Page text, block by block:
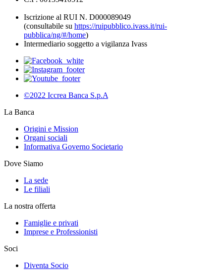
Iscrizione al RUI N. D000089049
(consultabile su https://ruipubblico.ivass.it/rui-
pubblica/ng/#/home)
Intermediario soggetto a vigilanza Ivass
©2022 Iccrea Banca S.p.A
La Banca
Origini e Mission
Organi sociali
Informativa Governo Societario
Dove Siamo
La sede
Le filiali
La nostra offerta
Famiglie e privati
Imprese e Professionisti
Soci
Diventa Socio